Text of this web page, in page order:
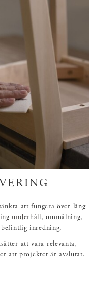
att fungera över lång
underhåll, ommålning,
befintlig inredning.
att vara relevanta,
att projektet är avslutat.